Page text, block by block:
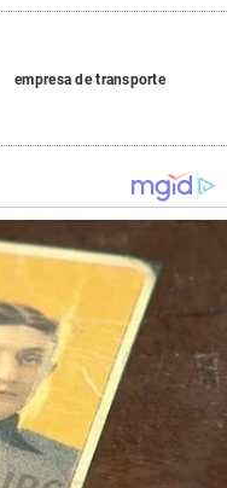
empresa de transporte